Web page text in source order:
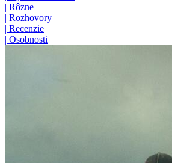
| Rôzne
| Rozhovory
| Recenzie
| Osobnosti